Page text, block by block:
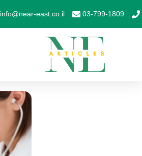
03-799-1809
info@near-east.co.il